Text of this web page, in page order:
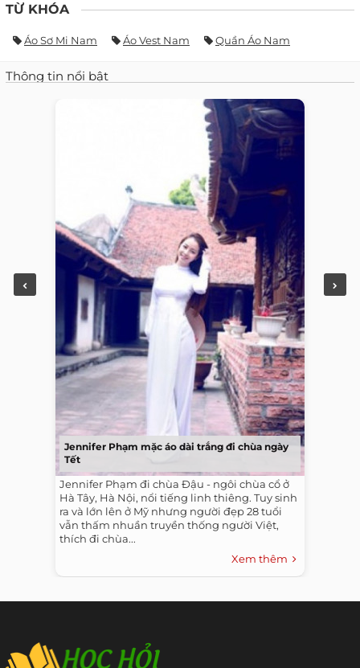
TỪ KHÓA
Áo Sơ Mi Nam Áo Vest Nam Quần Áo Nam
Thông tin nổi bật
Jennifer Phạm mặc áo dài trắng đi chùa ngày
Tết
Jennifer Phạm đi chùa Đậu - ngôi chùa cổ ở
Hà Tây, Hà Nội, nổi tiếng linh thiêng. Tuy sinh
ra và lớn lên ở Mỹ nhưng người đẹp 28 tuổi
vẫn thấm nhuần truyền thống người Việt,
thích đi chùa...
Xem thêm